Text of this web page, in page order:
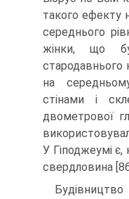
такого ефекту
середнього
жінки, що
стародавньо­го
на
стінами і
двометрової
У Гіподжеумі є,
свердловина